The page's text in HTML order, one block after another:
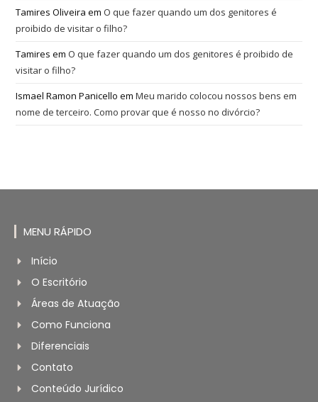
Tamires Oliveira emO que fazer quando um dos genitores é
proibido de visitar o filho?
Tamires emO que fazer quando um dos genitores é proibido de
visitar o filho?
Ismael Ramon Panicello emMeu marido colocou nossos bens em
nome de terceiro. Como provar que é nosso no divórcio?
MENU RÁPIDO
Início
O Escritório
Áreas de Atuação
Como Funciona
Diferenciais
Contato
Conteúdo Jurídico